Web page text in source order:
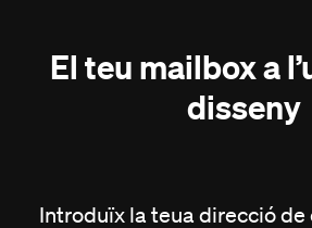
El teu mailbox a
disseny
Introduïx la teua direcció de